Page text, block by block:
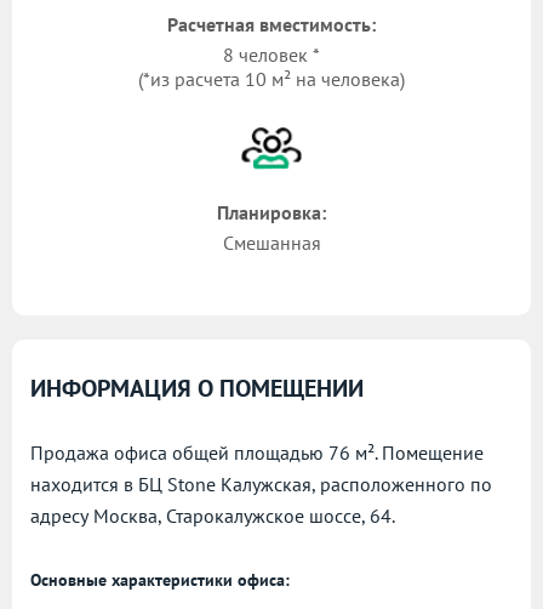
Расчетная вместимость:
8 человек *
(*из расчета 10 м² на человека)
Планировка:
Смешанная
ИНФОРМАЦИЯ О ПОМЕЩЕНИИ
Продажа офиса общей площадью 76 м². Помещение
находится в БЦ Stone Калужская, расположенного по
адресу Москва, Старокалужское шоссе, 64.
Основные характеристики офиса: